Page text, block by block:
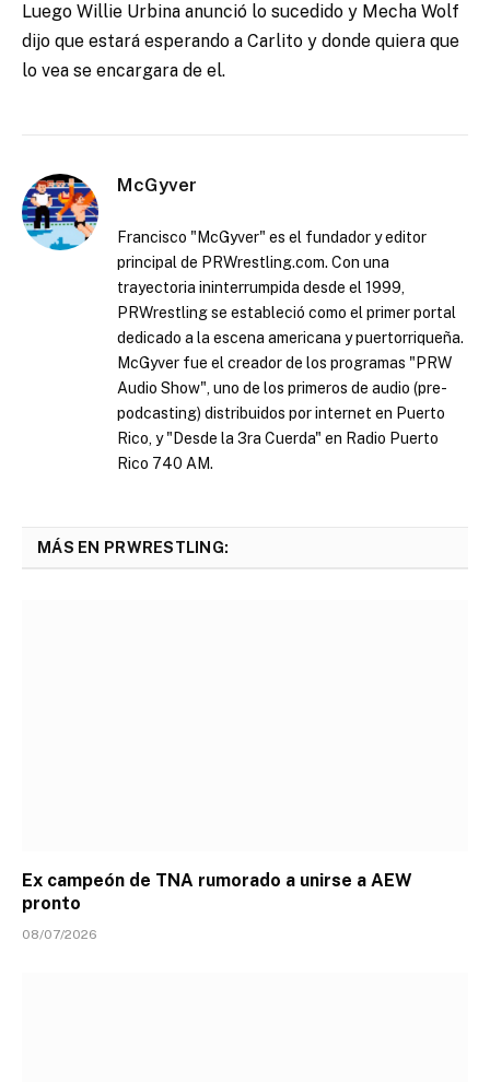
Luego Willie Urbina anunció lo sucedido y Mecha Wolf
dijo que estará esperando a Carlito y donde quiera que
lo vea se encargara de el.
McGyver
Francisco "McGyver" es el fundador y editor
principal de PRWrestling.com. Con una
trayectoria ininterrumpida desde el 1999,
PRWrestling se estableció como el primer portal
dedicado a la escena americana y puertorriqueña.
McGyver fue el creador de los programas "PRW
Audio Show", uno de los primeros de audio (pre-
podcasting) distribuidos por internet en Puerto
Rico, y "Desde la 3ra Cuerda" en Radio Puerto
Rico 740 AM.
MÁS EN PRWRESTLING:
Ex campeón de TNA rumorado a unirse a AEW
pronto
08/07/2026